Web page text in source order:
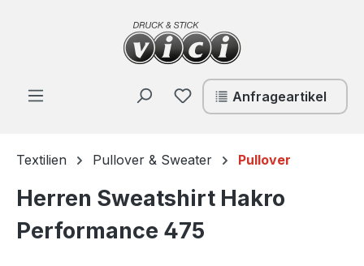
Zum Hauptinhalt springen
Du hast 0 Produkte auf
Anfrageartikel
Textilien Pullover & Sweater Pullover
Herren Sweatshirt Hakro
Performance 475